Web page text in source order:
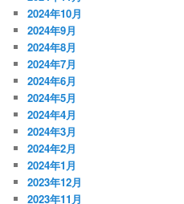
2024年10月
2024年9月
2024年8月
2024年7月
2024年6月
2024年5月
2024年4月
2024年3月
2024年2月
2024年1月
2023年12月
2023年11月